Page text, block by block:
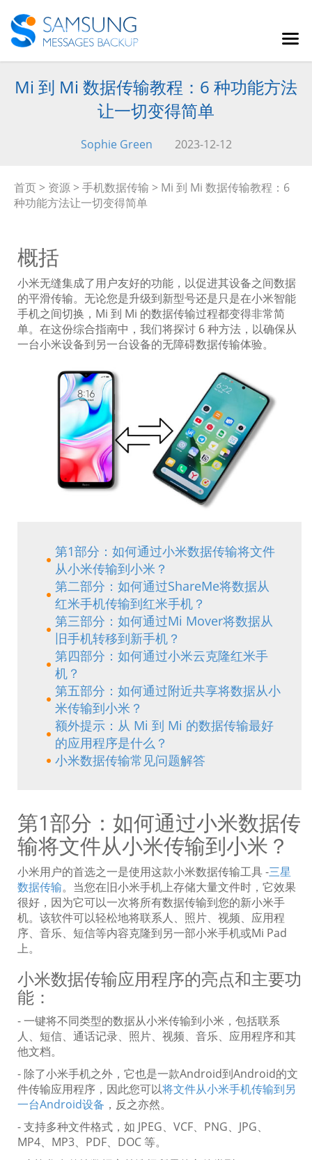
Mi 到 Mi 数据传输教程：6 种功能方法
让一切变得简单
Sophie Green 2023-12-12
首页 > 资源 >手机数据传输 > Mi 到 Mi 数据传输教程：6
种功能方法让一切变得简单
概括
小米无缝集成了用户友好的功能，以促进其设备之间数据
的平滑传输。无论您是升级到新型号还是只是在小米智能
手机之间切换，Mi 到 Mi 的数据传输过程都变得非常简
单。在这份综合指南中，我们将探讨 6 种方法，以确保从
一台小米设备到另一台设备的无障碍数据传输体验。
第1部分：如何通过小米数据传输将文件
从小米传输到小米？
第二部分：如何通过ShareMe将数据从
红米手机传输到红米手机？
第三部分：如何通过Mi Mover将数据从
旧手机转移到新手机？
第四部分：如何通过小米云克隆红米手
机？
第五部分：如何通过附近共享将数据从小
米传输到小米？
额外提示：从 Mi 到 Mi 的数据传输最好
的应用程序是什么？
小米数据传输常见问题解答
第1部分：如何通过小米数据传
输将文件从小米传输到小米？
小米用户的首选之一是使用这款小米数据传输工具 -三星
数据传输。当您在旧小米手机上存储大量文件时，它效果
很好，因为它可以一次将所有数据传输到您的新小米手
机。该软件可以轻松地将联系人、照片、视频、应用程
序、音乐、短信等内容克隆到另一部小米手机或Mi Pad
上。
小米数据传输应用程序的亮点和主要功
能：
- 一键将不同类型的数据从小米传输到小米，包括联系
人、短信、通话记录、照片、视频、音乐、应用程序和其
他文档。
- 除了小米手机之外，它也是一款Android到Android的文
件传输应用程序，因此您可以将文件从小米手机传输到另
一台Android设备 ，反之亦然。
- 支持多种文件格式，如 JPEG、VCF、PNG、JPG、
MP4、MP3、PDF、DOC 等。